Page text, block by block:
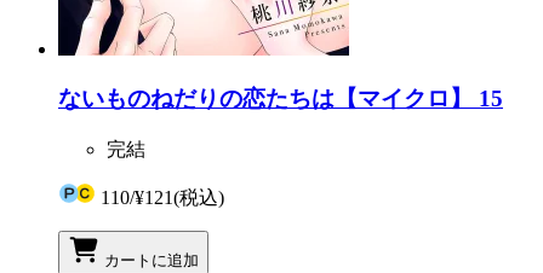
ないものねだりの恋たちは【マイクロ】 15
完結
110/¥121(税込)
カートに追加